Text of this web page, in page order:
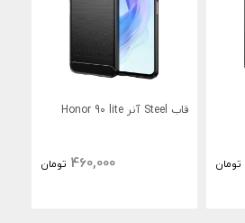
تومان
قاب Steel آنر Honor 90 lite
460,000 تومان